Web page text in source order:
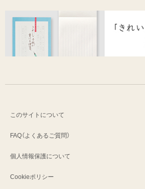
このサイトについて
FAQ（よくあるご質問）
個人情報保護について
Cookieポリシー